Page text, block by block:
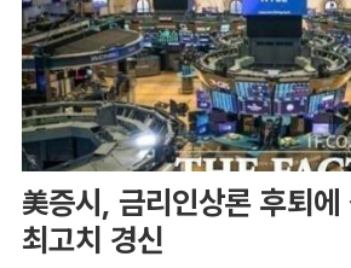
美증시, 금리인상론 후퇴
최고치 경신